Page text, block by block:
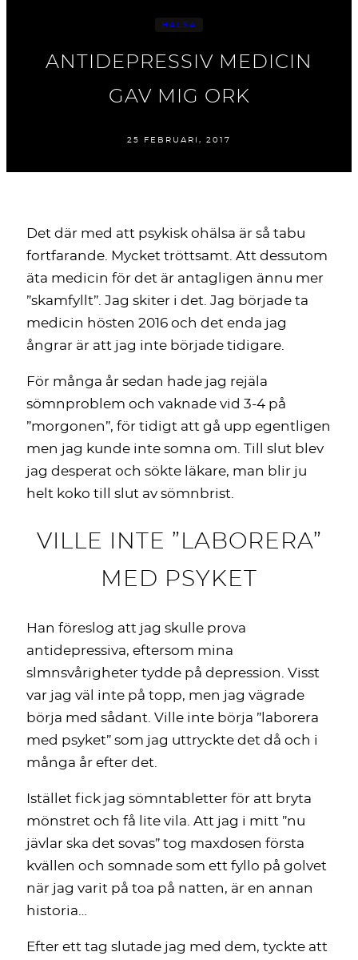
HÄLSA
ANTIDEPRESSIV MEDICIN
GAV MIG ORK
25 FEBRUARI, 2017
Det där med att psykisk ohälsa är så tabu
fortfarande. Mycket tröttsamt. Att dessutom
äta medicin för det är antagligen ännu mer
”skamfyllt”. Jag skiter i det. Jag började ta
medicin hösten 2016 och det enda jag
ångrar är att jag inte började tidigare.
För många år sedan hade jag rejäla
sömnproblem och vaknade vid 3-4 på
”morgonen”, för tidigt att gå upp egentligen
men jag kunde inte somna om. Till slut blev
jag desperat och sökte läkare, man blir ju
helt koko till slut av sömnbrist.
VILLE INTE ”LABORERA”
MED PSYKET
Han föreslog att jag skulle prova
antidepressiva, eftersom mina
slmnsvårigheter tydde på depression. Visst
var jag väl inte på topp, men jag vägrade
börja med sådant. Ville inte börja ”laborera
med psyket” som jag uttryckte det då och i
många år efter det.
Istället fick jag sömntabletter för att bryta
mönstret och få lite vila. Att jag i mitt ”nu
jävlar ska det sovas” tog maxdosen första
kvällen och somnade som ett fyllo på golvet
när jag varit på toa på natten, är en annan
historia…
Efter ett tag slutade jag med dem, tyckte att